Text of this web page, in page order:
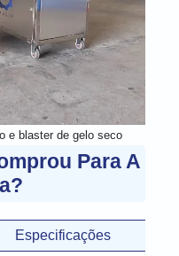
e blaster de gelo seco
Para A
Especificações